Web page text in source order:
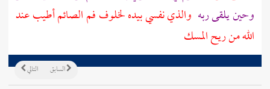
وحين يلقى ربه والذي نفسي بيده لخلوف فم الصائم أطيب عند
الله من ريح المسك
التالي السابق